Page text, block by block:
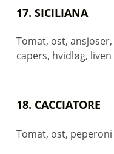
17. SICILIANA
Tomat, ost, ansjoser,
capers, hvidløg, liven
18. CACCIATORE
Tomat, ost, peperoni